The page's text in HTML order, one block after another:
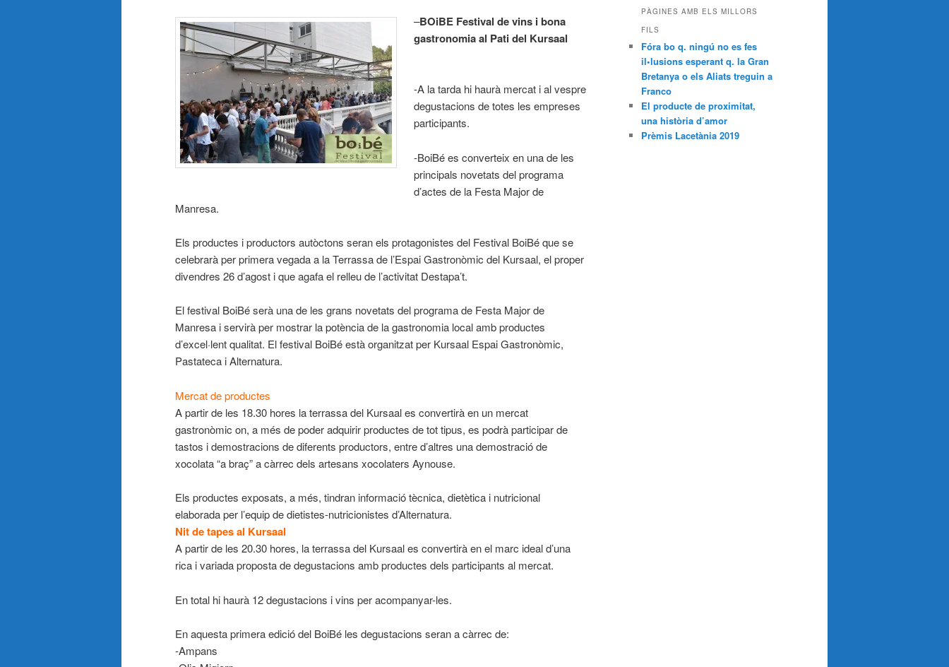
–BOiBE Festival de vins i bona
gastronomia al Pati del Kursaal
-A la tarda hi haurà mercat i al vespre
degustacions de totes les empreses
participants.
-BoiBé es converteix en una de les
principals novetats del programa
d’actes de la Festa Major de
Manresa.
Els productes i productors autòctons seran els protagonistes del Festival BoiBé que se
celebrarà per primera vegada a la Terrassa de l’Espai Gastronòmic del Kursaal, el proper
divendres 26 d’agost i que agafa el relleu de l’activitat Destapa’t.
El festival BoiBé serà una de les grans novetats del programa de Festa Major de
Manresa i servirà per mostrar la potència de la gastronomia local amb productes
d’excel·lent qualitat. El festival BoiBé està organitzat per Kursaal Espai Gastronòmic,
Pastateca i Alternatura.
Mercat de productes
A partir de les 18.30 hores la terrassa del Kursaal es convertirà en un mercat
gastronòmic on, a més de poder adquirir productes de tot tipus, es podrà participar de
tastos i demostracions de diferents productors, entre d’altres una demostració de
xocolata “a braç” a càrrec dels artesans xocolaters Aynouse.
Els productes exposats, a més, tindran informació tècnica, dietètica i nutricional
elaborada per l’equip de dietistes-nutricionistes d’Alternatura.
Nit de tapes al Kursaal
A partir de les 20.30 hores, la terrassa del Kursaal es convertirà en el marc ideal d’una
rica i variada proposta de degustacions amb productes dels participants al mercat.
En total hi haurà 12 degustacions i vins per acompanyar-les.
En aquesta primera edició del BoiBé les degustacions seran a càrrec de:
-Ampans
PÀGINES AMB ELS MILLORS
FILS
Fóra bo q. ningú no es fes
il•lusions esperant q. la Gran
Bretanya o els Aliats treguin a
Franco
El producte de proximitat,
una història d’amor
Prèmis Lacetània 2019